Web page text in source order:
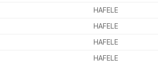
HAFELE
HAFELE
HAFELE
HAFELE